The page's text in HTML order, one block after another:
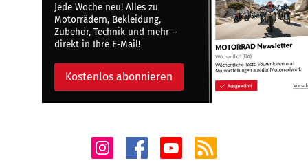
Jede Woche neu! Alles zu
Motorrädern, Bekleidung,
Zubehör, Technik und mehr –
direkt in Ihre E-Mail!
Kostenlos abonnieren